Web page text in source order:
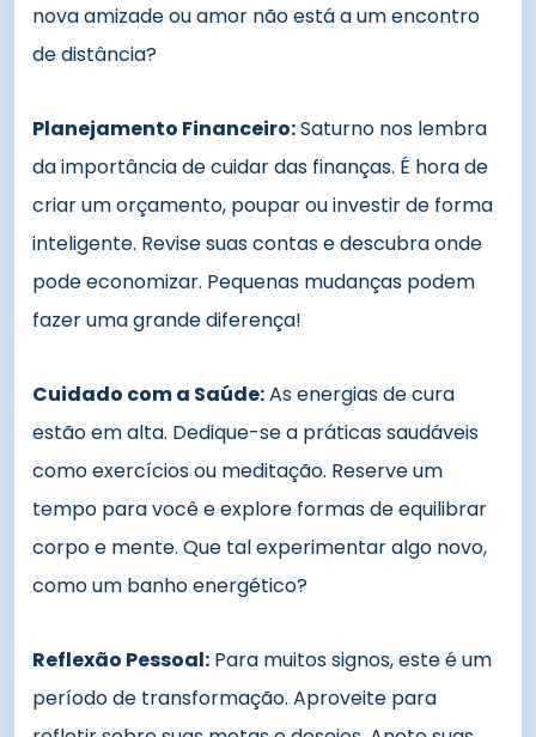
nova amizade ou amor não está a um encontro
de distância?
Planejamento Financeiro:Saturno nos lembra
da importância de cuidar das finanças. É hora de
criar um orçamento, poupar ou investir de forma
inteligente. Revise suas contas e descubra onde
pode economizar. Pequenas mudanças podem
fazer uma grande diferença!
Cuidado com a Saúde:As energias de cura
estão em alta. Dedique-se a práticas saudáveis
como exercícios ou meditação. Reserve um
tempo para você e explore formas de equilibrar
corpo e mente. Que tal experimentar algo novo,
como um banho energético?
Reflexão Pessoal: Para muitos signos, este é um
período de transformação. Aproveite para